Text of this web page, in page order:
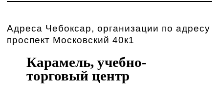
Адреса Чебоксар, организации по адресу
проспект Московский 40к1
Карамель, учебно-
торговый центр